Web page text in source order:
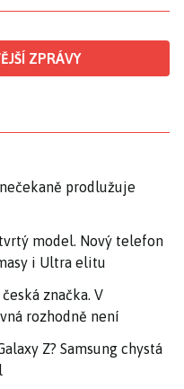
ZPRÁVY
prodlužuje
model. Nový telefon
i Ultra elitu
značka. V
rozhodně není
Z? Samsung chystá